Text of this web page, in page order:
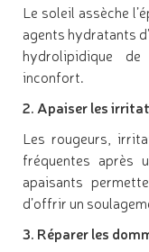
Le soleil assèche
agents hydratants
hydrolipidique
inconfort.
2. Apaiser les
Les rougeurs,
fréquentes après
apaisants
d’offrir un
3. Réparer les